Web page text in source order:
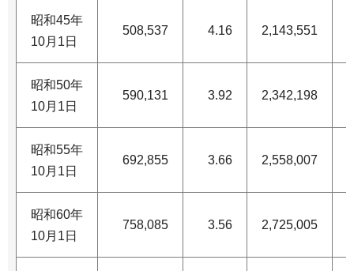
昭和45年
10月1日
508,537 4.16 2,143,551
昭和50年
10月1日
590,131 3.92 2,342,198
昭和55年
10月1日
692,855 3.66 2,558,007
昭和60年
10月1日
758,085 3.56 2,725,005